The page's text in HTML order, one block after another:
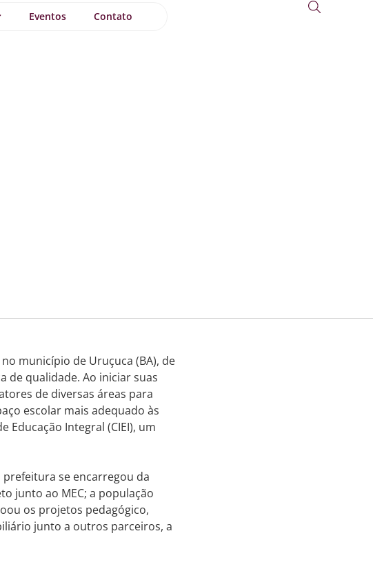
Eventos Contato
município de Uruçuca (BA), de
de qualidade. Ao iniciar suas
de diversas áreas para
escolar mais adequado às
Educação Integral (CIEI), um
se encarregou da
junto ao MEC; a população
os projetos pedagógico,
junto a outros parceiros, a